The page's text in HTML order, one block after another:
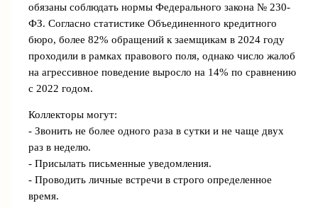
обязаны соблюдать нормы Федерального закона № 230-
ФЗ. Согласно статистике Объединенного кредитного
бюро, более 82% обращений к заемщикам в 2024 году
проходили в рамках правового поля, однако число жалоб
на агрессивное поведение выросло на 14% по сравнению
с 2022 годом.
Коллекторы могут:
- Звонить не более одного раза в сутки и не чаще двух
раз в неделю.
- Присылать письменные уведомления.
- Проводить личные встречи в строго определенное
время.